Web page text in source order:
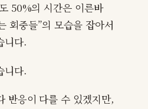
50%의 시간은 이른바
회중들”의 모습을 잡아서
니다.
니다.
반응이 다를 수 있겠지만,